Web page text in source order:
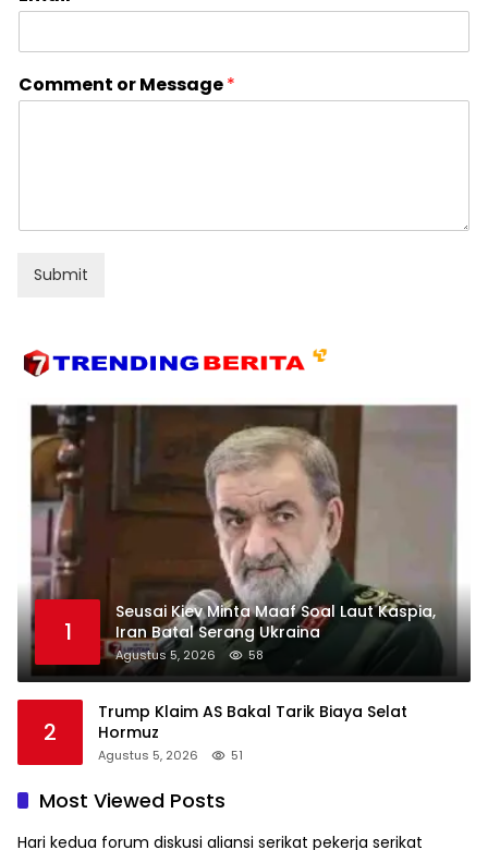
Comment or Message*
Submit
1
Seusai Kiev Minta Maaf Soal Laut Kaspia,
Iran Batal Serang Ukraina
Agustus 5, 2026 58
2
Trump Klaim AS Bakal Tarik Biaya Selat
Hormuz
Agustus 5, 2026 51
Most Viewed Posts
Hari kedua forum diskusi aliansi serikat pekerja serikat